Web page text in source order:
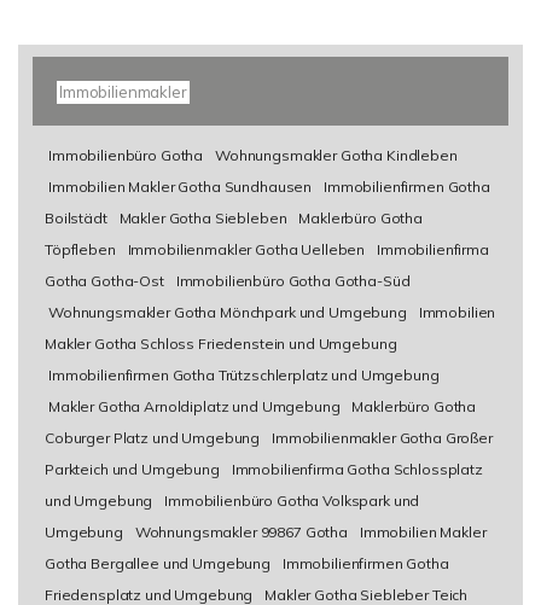
Immobilienmakler
Immobilienbüro Gotha
Wohnungsmakler Gotha Kindleben
Immobilien Makler Gotha Sundhausen
Immobilienfirmen Gotha
Boilstädt
Makler Gotha Siebleben
Maklerbüro Gotha
Töpfleben
Immobilienmakler Gotha Uelleben
Immobilienfirma
Gotha Gotha-Ost
Immobilienbüro Gotha Gotha-Süd
Wohnungsmakler Gotha Mönchpark und Umgebung
Immobilien
Makler Gotha Schloss Friedenstein und Umgebung
Immobilienfirmen Gotha Trützschlerplatz und Umgebung
Makler Gotha Arnoldiplatz und Umgebung
Maklerbüro Gotha
Coburger Platz und Umgebung
Immobilienmakler Gotha Großer
Parkteich und Umgebung
Immobilienfirma Gotha Schlossplatz
und Umgebung
Immobilienbüro Gotha Volkspark und
Umgebung
Wohnungsmakler 99867 Gotha
Immobilien Makler
Gotha Bergallee und Umgebung
Immobilienfirmen Gotha
Friedensplatz und Umgebung
Makler Gotha Siebleber Teich